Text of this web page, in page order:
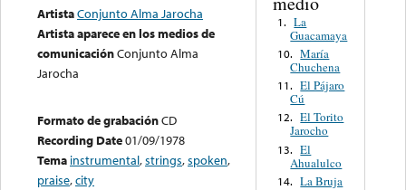
ArtistaConjunto Alma Jarocha
Artista aparece en los medios de
comunicaciónConjunto Alma
Jarocha
Formato de grabaciónCD
Recording Date01/09/1978
Tema instrumental,strings,spoken,
praise,city
1. La
Guacamaya
10. María
Chuchena
11. El Pájaro
Cú
12. El Torito
Jarocho
13. El
Ahualulco
14. La Bruja